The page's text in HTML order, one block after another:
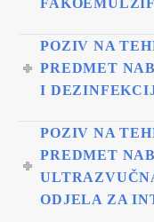
POZIV NA
PREDMET
I
POZIV NA
PREDMET
ODJELA ZA